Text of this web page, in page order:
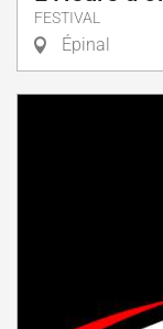
FESTIVAL
Épinal